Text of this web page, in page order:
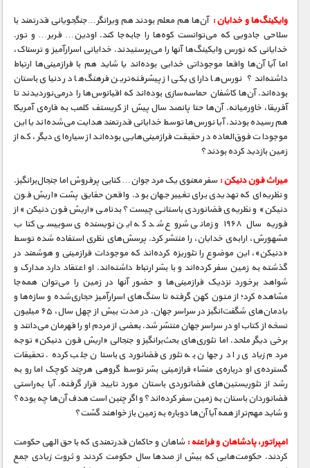
وایکینگ‌ها و خدایان : آن‌ها هم معلم بودند هم ویرانگر…جنگجویانی قدرتمند با
سلاحی جادویی که می‌توانست کوه‌ها را جابه‌جا کند. اودین… فریر… و تور.
خدایانی که نورس وایکینگ‌ها آنها را می‌پرستیدند. خدایانی اسرارآمیز و ترسناک،
اما آیا آن‌ها واقعا موجوداتی خدایی بوده‌اند یا شاید هم با فرازمینی‌ها ارتباط
داشته‌اند؟ نورس‌ها دارای یکی از پیشرفته‌ترین فرهنگ‌ها در دنیای باستان
بوده‌اند. آن‌ها کاشفان حماسه‌سازی بوده‌اند که اقیانوس‌ها را درمی‌نوردیدند تا
آفریقا، خاورمیانه. آن‌ها حتا پانصد سال پیش از کریستف کلمب به قاره‌ی آمریکا
هم رسیده بودند. آیا نورس‌ها توسط خدایانی قدرتمند هدایت می‌شده‌اند یا این
موجودات فوق‌العاده در حقیقت فرازمینی‌هایی بوده‌اند از سیاره‌ای دیگر، که از
زمین بازدید کرده بودند؟
میراث فون‌ دنیکن : سفر معنوی یک مرد جوان… کتابی پرفروش اما جنجال‌برانگیز.
و نظریه‌ای که تهدیدی برای تغییر جهان بود. واقعن حقایق پشت «اریش فون
دنیکن» و نظریه‌ی فضانوردی باستانی چیست؟ بدنامی «اریش فون دنیکن» از
فوریه سال ۱۹۶۸ و زمانی شروع شد که این نویسنده‌ی سوییسی کتاب
مشهورش، ارابه‌ی خدایان، را منتشر کرد. پرسش‌های نظری استفاده شده توسط
«دنیکن»، این موضوع را تئوریزه کرده‌اند که موجودات فرازمینی و هوشمند در
گذشته به زمین سفر کرده‌اند و با بشر ارتباط داشته‌اند. او اعتقاد دارد مدارک و
شواهد برخورد نزدیک فرازمینی‌ها و حضور آنها در زمین را می‌توان همه‌جا
مشاهده کرد؛ از متون کهن گرفته تا سنگ‌های اسرارآمیز حجاری‌شده و سازه‌ها و
یادمان‌های شگفت‌انگیز در سراسر جهان. در مدت بیش از چهل سال، ۶۵ میلیون
نسخه از کتاب او در سراسر جهان منتشر شد. بعضی از مردم او را قهرمان می‌دانند و
برخی دیگر ملحد. اما تئوری‌های بحث‌برانگیز و جنجالی «اریش فون دنیکن» توجه
مردم زیادی را در جهان به تئوری فضانوردی باستان جلب کرده. تحقیقات
گسترده‌ی او درباره‌ی منشاء فرازمینی بشر توسط گروهی هرچند کوچک اما رو به
رشد از تئوریستین‌های فضانوردی باستان مورد تایید قرار گرفته. آیا به‌راستی
فضانوردان باستان به زمین سفر کرده‌اند؟ و اگر چنین است هدف آن‌ها چه بوده؟
و شاید مهم‌تر از همه آیا آن‌ها دوباره به زمین باز خواهند گشت؟
امپراتور، پادشاهان و فراعنه : شاهان و حاکمان قدرتمندی که با حق الهی حکومت
کردند. حکومت‌هایی که بیش از صدها سال حکومت کردند و ثروت زیادی جمع